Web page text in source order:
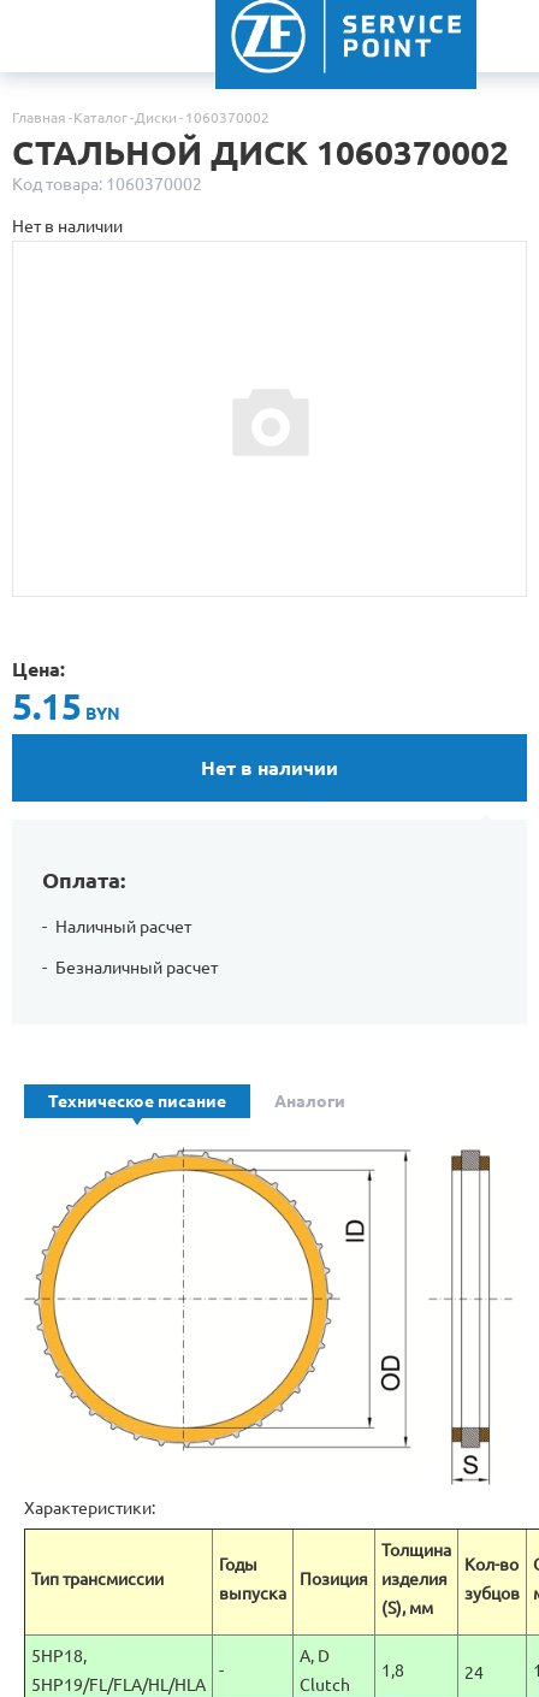
Главная Каталог Диски 1060370002
СТАЛЬНОЙ ДИСК 1060370002
Код товара: 1060370002
Нет в наличии
Цена:
5.15 BYN
Нет в наличии
Оплата:
Наличный расчет
Безналичный расчет
Техническое писание Аналоги
Характеристики:
Тип трансмиссии
Годы
выпуска
Позиция
Толщина
изделия
(S), мм
Кол-во
зубцов
5HP18,
5HP19/FL/FLA/HL/HLA
-
A, D
Clutch
1,8 24